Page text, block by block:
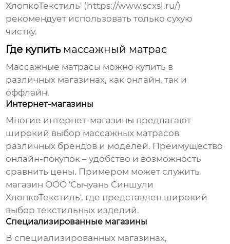
ХлопкоТекстиль' ( https://www.scxsl.ru/)
рекомендует использовать только сухую
чистку.
Где купить массажный матрас
Массажные матрасы можно купить в
различных магазинах, как онлайн, так и
оффлайн.
Интернет-магазины
Многие интернет-магазины предлагают
широкий выбор массажных матрасов
различных брендов и моделей. Преимущество
онлайн-покупок – удобство и возможность
сравнить цены. Примером может служить
магазин ООО 'Сычуань Синшули
ХлопкоТекстиль', где представлен широкий
выбор текстильных изделий.
Специализированные магазины
В специализированных магазинах,